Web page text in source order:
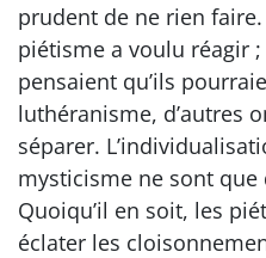
prudent de ne rien
piétisme a voulu réagir
pensaient qu’ils
luthéranisme, d’autres
séparer.
mysticisme ne sont que
Quoiqu’il en soit, les
éclater les